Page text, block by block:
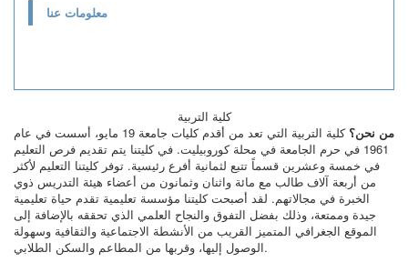
معلومات عنا
كلية التربية
من نحن؟
كلية التربية التي تعد من أقدم كليات جامعة 19 مايو، أسست في عام
1961 في حرم الجامعة في محلة كوروبيليت. في كليتنا يتم تقديم فرص التعليم
في خمسة وعشرين قسماً تتبع لثمانية أفرع رئيسية. توفر كليتنا التعليم لأكثر
من أربعة آلاف طالب مع مائة واثنان وثمانون من أعضاء هيئة التدريس ذوي
الخبرة في مجالاتهم. لقد أصبحت كليتنا مؤسسة تعليمية تقدم حياة تعليمية
جيدة وممتعة، وذلك بفضل التفوق والنجاح العلمي الذي تحققه بالإضافة إلى
الموقع الجغرافي المتميز القريب من الأنشطة الاجتماعية والثقافية وسهولة
الوصول إليها، وقربها من المطاعم والسكن الطلابي.